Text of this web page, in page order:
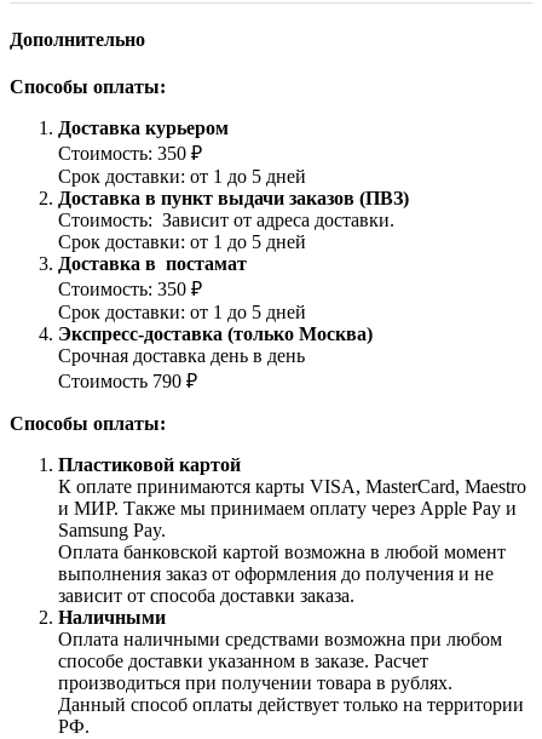
Дополнительно
Способы оплаты:
Доставка курьером
Стоимость: 350 ₽
Срок доставки: от 1 до 5 дней
Доставка в пункт выдачи заказов (ПВЗ)
Стоимость: Зависит от адреса доставки.
Срок доставки: от 1 до 5 дней
Доставка в постамат
Стоимость: 350 ₽
Срок доставки: от 1 до 5 дней
Экспресс-доставка (только Москва)
Срочная доставка день в день
Стоимость 790 ₽
Способы оплаты:
Пластиковой картой
К оплате принимаются карты VISA, MasterCard, Maestro
и МИР. Также мы принимаем оплату через Apple Pay и
Samsung Pay.
Оплата банковской картой возможна в любой момент
выполнения заказ от оформления до получения и не
зависит от способа доставки заказа.
Наличными
Оплата наличными средствами возможна при любом
способе доставки указанном в заказе. Расчет
производиться при получении товара в рублях.
Данный способ оплаты действует только на территории
РФ.